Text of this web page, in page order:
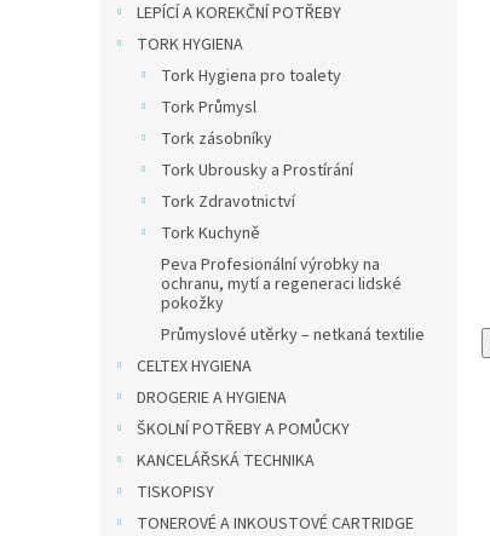
LEPÍCÍ A KOREKČNÍ POTŘEBY
TORK HYGIENA
Tork Hygiena pro toalety
Tork Průmysl
Tork zásobníky
Tork Ubrousky a Prostírání
Tork Zdravotnictví
Tork Kuchyně
Peva Profesionální výrobky na
ochranu, mytí a regeneraci lidské
pokožky
Průmyslové utěrky – netkaná textilie
CELTEX HYGIENA
DROGERIE A HYGIENA
ŠKOLNÍ POTŘEBY A POMŮCKY
KANCELÁŘSKÁ TECHNIKA
TISKOPISY
TONEROVÉ A INKOUSTOVÉ CARTRIDGE